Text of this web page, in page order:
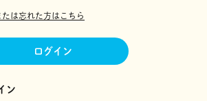
は忘れた方はこちら
ログイン
ン